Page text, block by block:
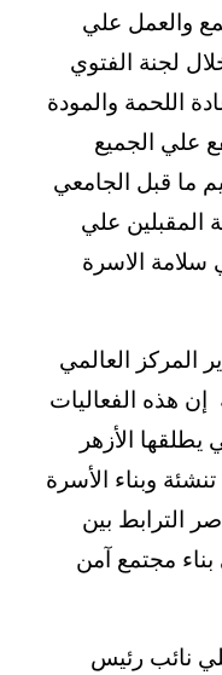
والعمل علي
لجنة الفتوي
اللحمة والمودة
علي الجميع
ما قبل الجامعي
المقبلين علي
سلامة الاسرة
المركز العالمي
إن هذه الفعاليات
يطلقها الأزهر
وبناء الأسرة
الترابط بين
بناء مجتمع آمن
نائب رئيس